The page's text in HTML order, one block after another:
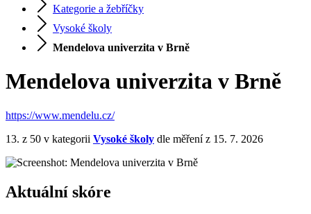
Kategorie a žebříčky
Vysoké školy
Mendelova univerzita v Brně
Mendelova univerzita v Brně
https://www.mendelu.cz/
13. z 50 v kategorii Vysoké školy dle měření z 15. 7. 2026
Aktuální skóre